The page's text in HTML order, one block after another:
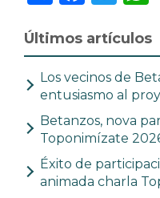
Últimos artículos
Los vecinos de
entusiasmo al
Betanzos, nova
Toponimízate
Éxito de
animada charla